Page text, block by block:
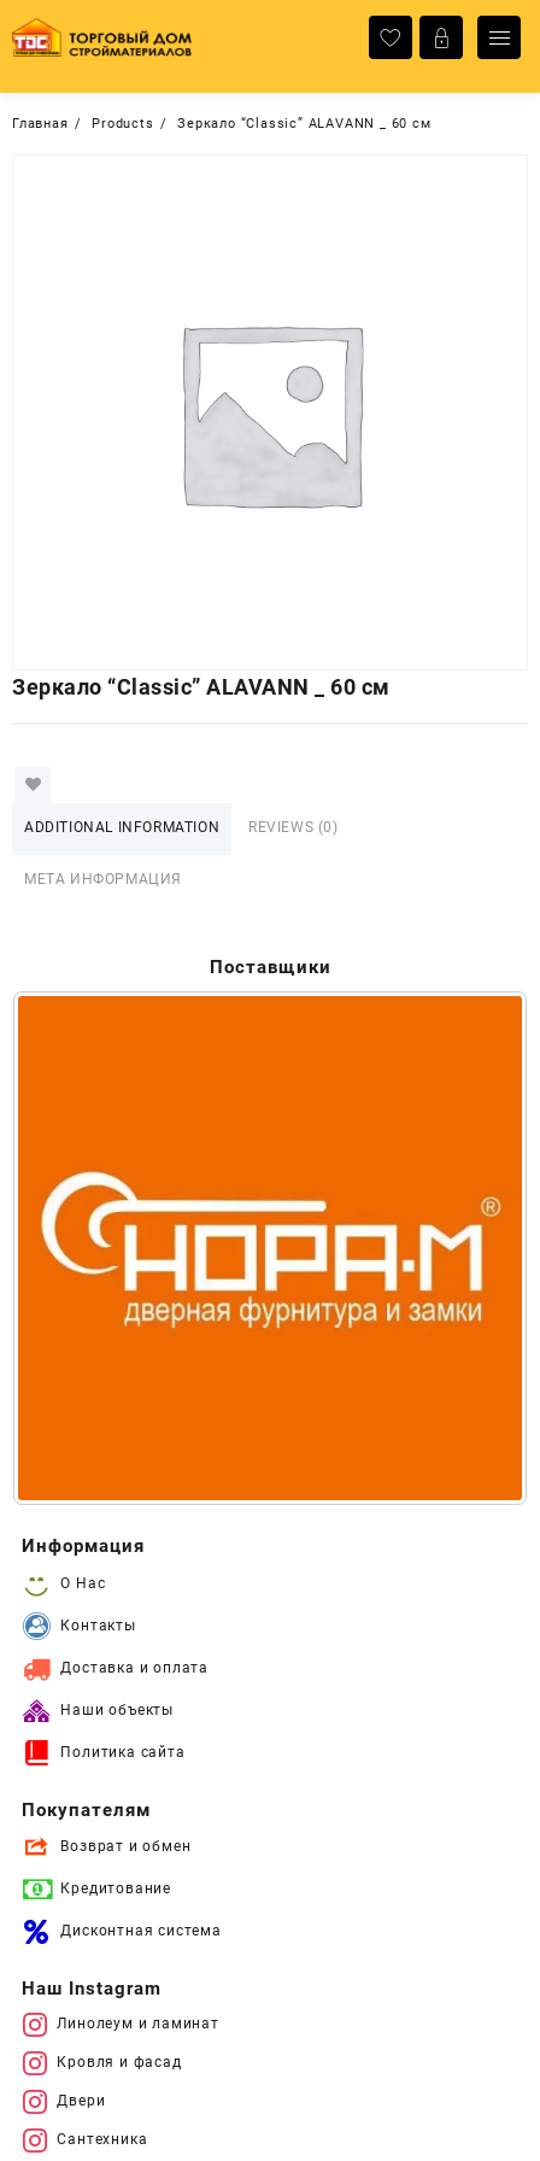
содержимому
Главная Products Зеркало “Classic” ALAVANN _ 60 см
Зеркало “Classic” ALAVANN _ 60 см
ADDITIONAL INFORMATION REVIEWS (0)
МЕТА ИНФОРМАЦИЯ
Поставщики
Информация
О Нас
Контакты
Доставка и оплата
Наши объекты
Политика сайта
Покупателям
Возврат и обмен
Кредитование
Дисконтная система
Наш Instagram
Линолеум и ламинат
Кровля и фасад
Двери
Сантехника